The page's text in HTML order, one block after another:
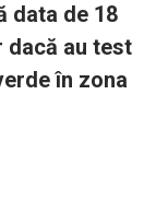
data de 18
dacă au test
în zona